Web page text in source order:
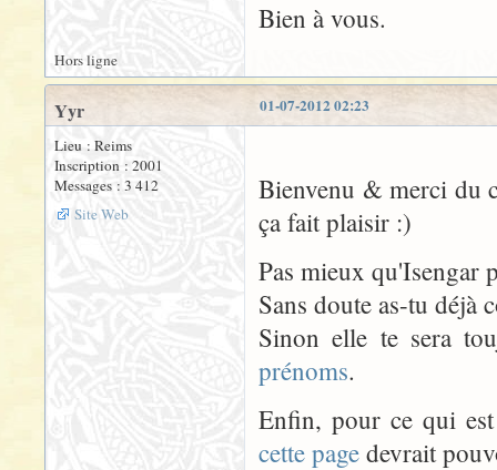
Bien à vous.
Hors ligne
01-07-2012 02:23
Yyr
Lieu : Reims
Inscription : 2001
Messages : 3 412
Site Web
Bienvenu & merci du
ça fait plaisir :)
Pas mieux qu'Isengar
Sans doute as-tu déjà
Sinon elle te sera
prénoms.
Enfin, pour ce qui
cette page devrait